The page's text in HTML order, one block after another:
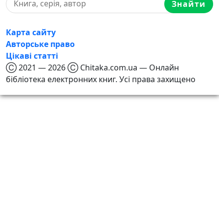
Знайти
Карта сайту
Авторське право
Цікаві статті
Ⓒ 2021 — 2026 Ⓒ Chitaka.com.ua — Онлайн
бібліотека електронних книг. Усі права захищено